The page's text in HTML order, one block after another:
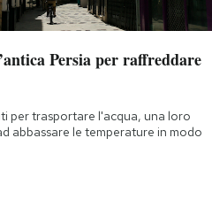
Persia per raffreddare
per trasportare l'acqua, una loro
abbassare le temperature in modo